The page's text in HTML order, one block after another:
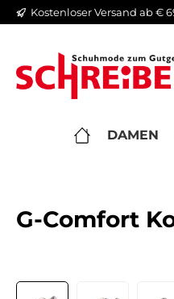
Zur
Kostenloser Versand ab €
DAMEN
G-Comfort
Bildergalerie